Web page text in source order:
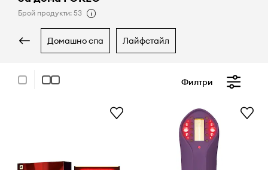
Брой продукти: 53
домашно спа лайфстайл
Филтри